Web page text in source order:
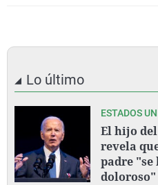
Lo último
ESTADOS
El hijo
revela
padre "se
doloroso"